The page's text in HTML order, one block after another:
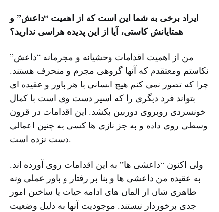
ایراد برخی به شما این است که از اهمیت “داعش” و
همتایانش کاستی، آیا از این پدیده هراسی ندارید؟
من از اهمیت اقدامات وحشیانه و مجرمانه “داعش”
نکاستم ومعتقدم که آنها گروهی مجرم و منحرف هستند.
چرا که تصور نمی کنم هیچ انسانی با هر باور و عقیده ای
بتواند فرد دیگری را که اسیر دست وی است با کمال
خونسردی روبروی دوربین بکشد. این اقدامات در قرون
وسطی روی داده و به جز نازی ها کسی به چنین اعمالی
دست نزده است.
ولی اکنون “داعشی ها” به این اقدامات روی آورده اند.
به عقیده من داعشی ها و بنا بر رفتار و باور عملی ونه
ظاهری شان از المان های ادامه حیات یا ساختن امور
جدی برخوردار نیستند. موجودیت آنها به دلیل وضعیت